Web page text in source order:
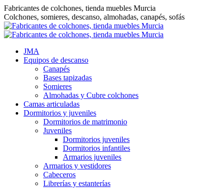
Saltar
al
contenido
Fabricantes de colchones, tienda muebles Murcia
Colchones, somieres, descanso, almohadas, canapés, sofás
JMA
Equipos de descanso
Canapés
Bases tapizadas
Somieres
Almohadas y Cubre colchones
Camas articuladas
Dormitorios y juveniles
Dormitorios de matrimonio
Juveniles
Dormitorios juveniles
Dormitorios infantiles
Armarios juveniles
Armarios y vestidores
Cabeceros
Librerías y estanterías